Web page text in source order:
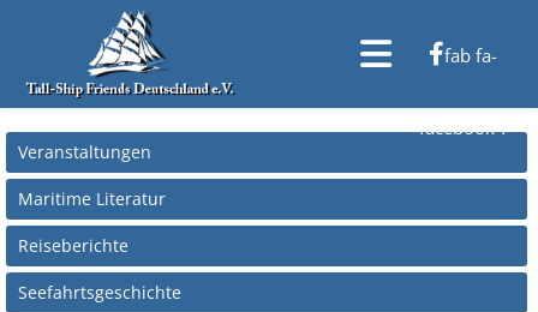
fab fa-
facebook-f
Veranstaltungen
Maritime Literatur
Reiseberichte
Seefahrtsgeschichte